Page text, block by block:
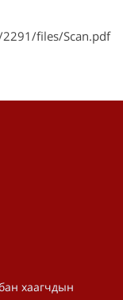
files/Scan.pdf
хаагчдын